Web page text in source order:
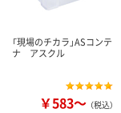
「現場のチカラ」ASコンテ
ナ アスクル
￥583～ （税込）